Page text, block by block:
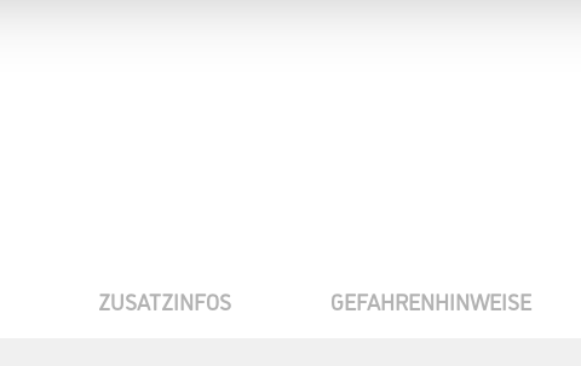
ZUSATZINFOS GEFAHRENHINWEISE